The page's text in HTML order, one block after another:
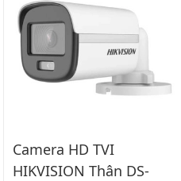
Camera HD TVI
HIKVISION Thân DS-